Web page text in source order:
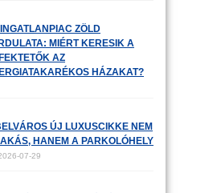
ZÖLD
MIÉRT KERESIK A
AZ
HÁZAKAT?
ÚJ LUXUSCIKKE NEM
HANEM A PARKOLÓHELY
07-29